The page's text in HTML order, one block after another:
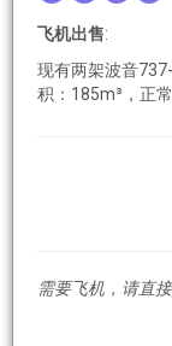
飞机出售:
现有两架波音
积：185m³，正
需要飞机，请直